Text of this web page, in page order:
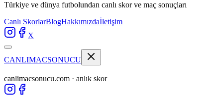
Türkiye ve dünya futbolundan canlı skor ve maç sonuçları
Canlı SkorlarBlogHakkımızdaİletişim
X
CANLIMACSONUCU
canlimacsonucu.com · anlık skor